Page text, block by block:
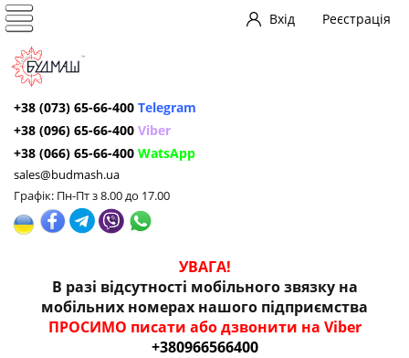
Вхід Реєстрація
+38 (073) 65-66-400 Telegram
+38 (096) 65-66-400 Viber
+38 (066) 65-66-400 WatsApp
sales@budmash.ua
Графік: Пн-Пт з 8.00 до 17.00
УВАГА!
В разі відсутності мобільного звязку на
мобільних номерах нашого підприємства
ПРОСИМО писати або дзвонити на Viber
+380966566400